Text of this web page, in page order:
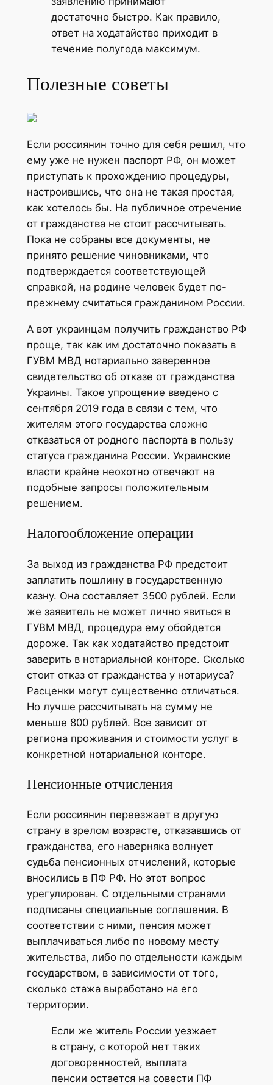
достаточно быстро. Как правило,
ответ на ходатайство приходит в
течение полугода максимум.
Полезные советы
Если россиянин точно для себя решил, что
ему уже не нужен паспорт РФ, он может
приступать к прохождению процедуры,
настроившись, что она не такая простая,
как хотелось бы. На публичное отречение
от гражданства не стоит рассчитывать.
Пока не собраны все документы, не
принято решение чиновниками, что
подтверждается соответствующей
справкой, на родине человек будет по-
прежнему считаться гражданином России.
А вот украинцам получить гражданство РФ
проще, так как им достаточно показать в
ГУВМ МВД нотариально заверенное
свидетельство об отказе от гражданства
Украины. Такое упрощение введено с
сентября 2019 года в связи с тем, что
жителям этого государства сложно
отказаться от родного паспорта в пользу
статуса гражданина России. Украинские
власти крайне неохотно отвечают на
подобные запросы положительным
решением.
Налогообложение операции
За выход из гражданства РФ предстоит
заплатить пошлину в государственную
казну. Она составляет 3500 рублей. Если
же заявитель не может лично явиться в
ГУВМ МВД, процедура ему обойдется
дороже. Так как ходатайство предстоит
заверить в нотариальной конторе. Сколько
стоит отказ от гражданства у нотариуса?
Расценки могут существенно отличаться.
Но лучше рассчитывать на сумму не
меньше 800 рублей. Все зависит от
региона проживания и стоимости услуг в
конкретной нотариальной конторе.
Пенсионные отчисления
Если россиянин переезжает в другую
страну в зрелом возрасте, отказавшись от
гражданства, его наверняка волнует
судьба пенсионных отчислений, которые
вносились в ПФ РФ. Но этот вопрос
урегулирован. С отдельными странами
подписаны специальные соглашения. В
соответствии с ними, пенсия может
выплачиваться либо по новому месту
жительства, либо по отдельности каждым
государством, в зависимости от того,
сколько стажа выработано на его
территории.
Если же житель России уезжает
в страну, с которой нет таких
договоренностей, выплата
пенсии остается на совести ПФ